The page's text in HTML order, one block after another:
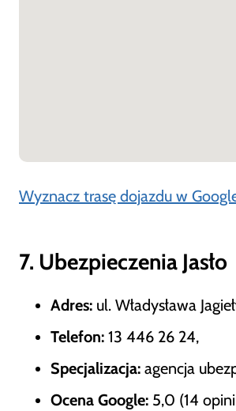
Wyznacz trasę dojazdu w
7. Ubezpieczenia Jasło
Adres: ul. Władysława
Telefon: 13 446 26 24,
Specjalizacja: agencja
Ocena Google: 5,0 (14